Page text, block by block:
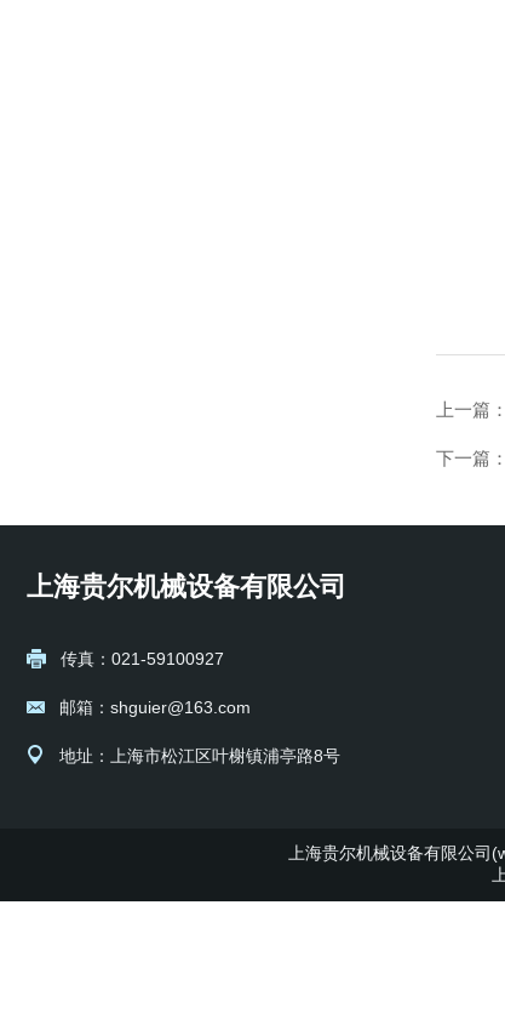
上一篇：
下一篇：
上海贵尔机械设备有限公司
传真：021-59100927
邮箱：shguier@163.com
地址：上海市松江区叶榭镇浦亭路8号
上海贵尔机械设备有限公司